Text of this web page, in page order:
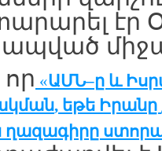
որ «ԱՄՆ–ը և
, եթե Իրանը
ղազագիրը